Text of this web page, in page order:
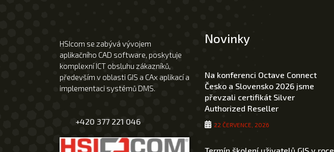
HSIcom se zabývá vývojem
aplikačního CAD software, poskytuje
komplexní ICT obsluhu zákazníků,
především v oblasti GIS a CAx aplikací a
implementaci systémů DMS.
+420 377 221 046
Novinky
Na konferenci Octave Connect
Česko a Slovensko 2026 jsme
převzali certifikát Silver
Authorized Reseller
22 ČERVENCE, 2026